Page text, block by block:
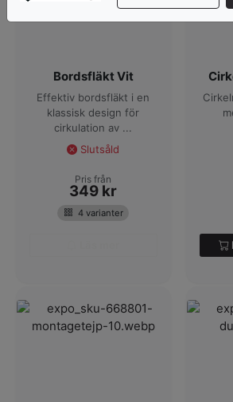
Bordsfläkt Vit
Effektiv bordsfläkt i en
klassisk design för
cirkulation av ...
Slutsåld
Pris från
349 kr
4 varianter